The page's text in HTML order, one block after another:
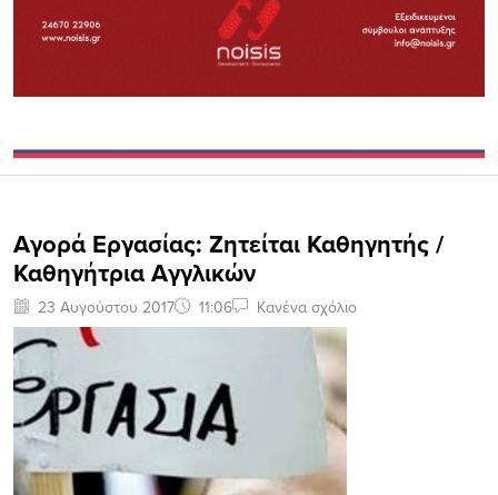
Αγορά Εργασίας: Ζητείται Καθηγητής /
Καθηγήτρια Αγγλικών
23 Αυγούστου 2017 11:06 Κανένα σχόλιο